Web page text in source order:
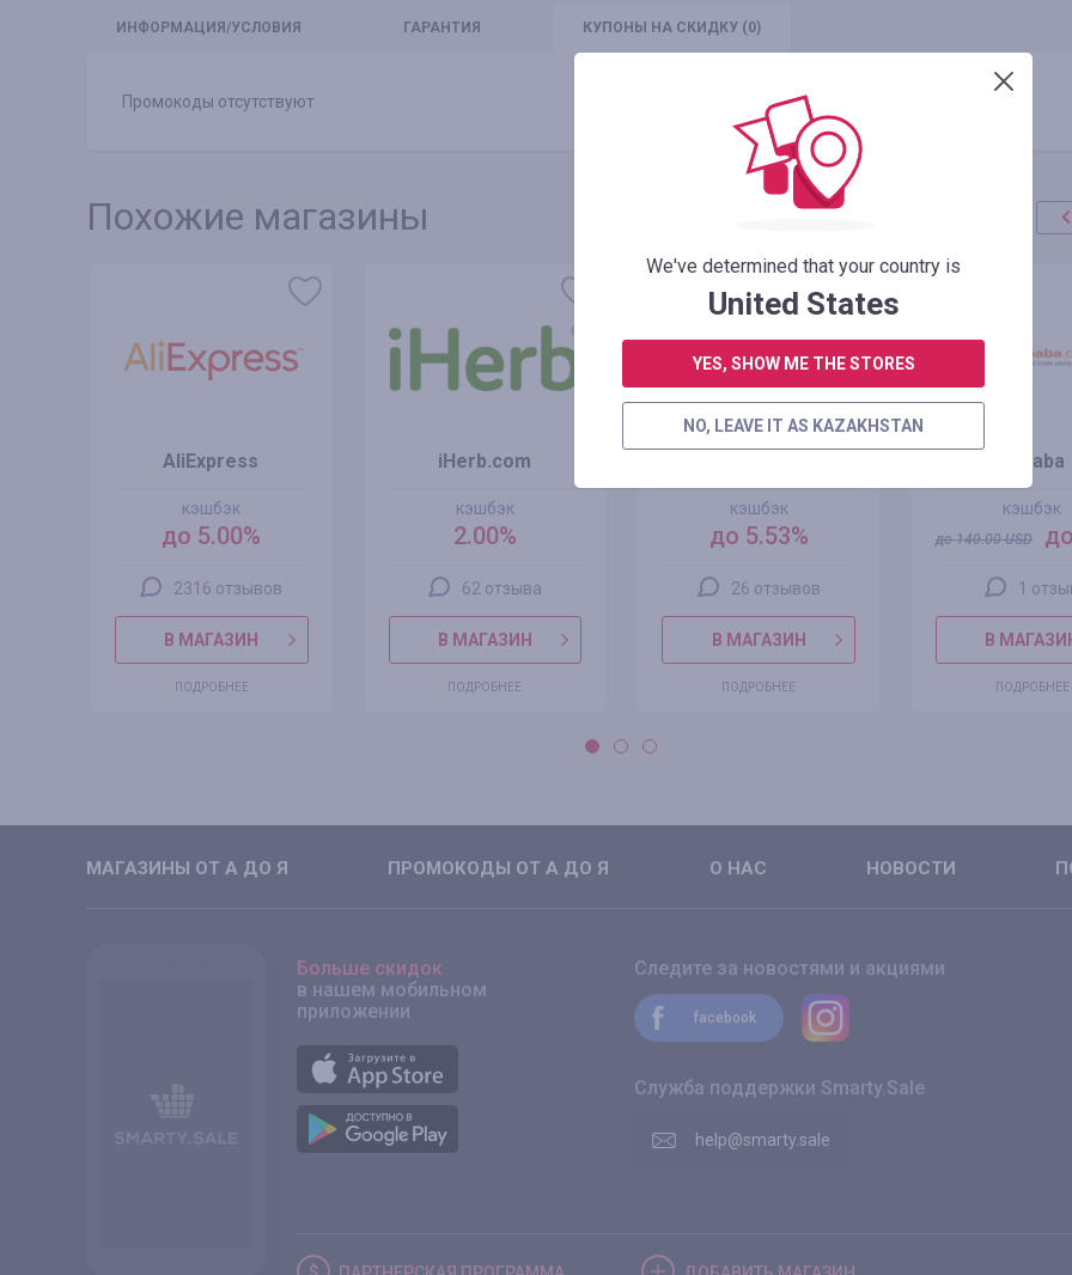
ИНФО РМАЦИЯ/УСЛОВИЯ ГАРАНТИЯ КУПОНЫ НА СКИДКУ (0)
Промокоды отсутствуют
Похожие магазины
AliExpress
кэшбэк
до 5.00%
2316 отзывов
В МАГАЗИН
ПОДРОБНЕЕ
iHerb.com
кэшбэк
2.00%
62 отзыва
В МАГАЗИН
ПОДРОБНЕЕ
кэшбэк
до 5.53%
26 отзывов
В МАГАЗИН
ПОДРОБНЕЕ
акция
Alibaba
кэшбэк
до140.00USD
1
В
ПОДРОБНЕЕ
МАГАЗИНЫ ОТ А ДО Я ПРОМОКОДЫ ОТ А ДО Я О НАС НОВОСТИ
Больше скидок
в нашем мобильном
приложении
Следите за новостями и акциями
facebook
Служба поддержки Smarty.Sale
help@smarty.sale
We've determined that your country is
United States
YES, SHOW ME THE STORES
NO, LEAVE IT AS KAZAKHSTAN